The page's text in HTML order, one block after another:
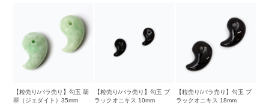
【粒売り/バラ売り】勾玉 翡
翠（ジェダイト）35mm
【粒売り/バラ売り】勾玉 ブ
ラックオニキス 10mm
【粒売り/バラ売り】勾玉 ブ
ラックオニキス 18mm